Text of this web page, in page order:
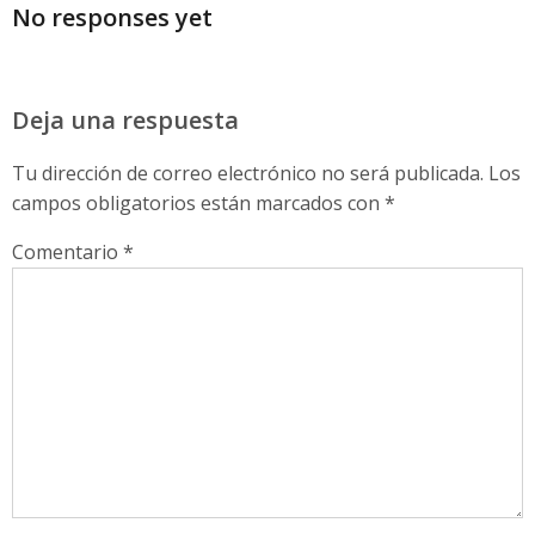
No responses yet
Deja una respuesta
Tu dirección de correo electrónico no será publicada. Los
campos obligatorios están marcados con *
Comentario *